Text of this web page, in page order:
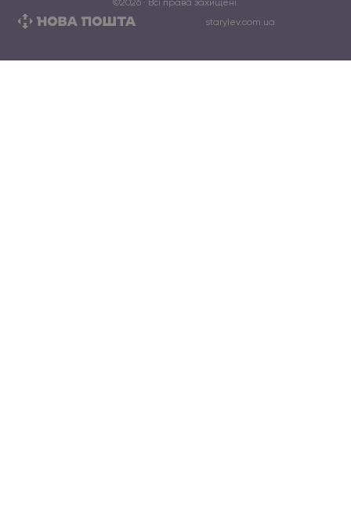
©2026· Всі права захищені.
starylev.com.ua